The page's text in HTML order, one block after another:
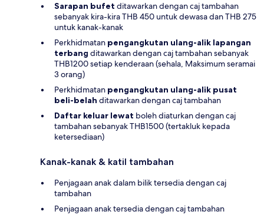
Sarapan bufet ditawarkan dengan caj tambahan
sebanyak kira-kira THB 450 untuk dewasa dan THB 275
untuk kanak-kanak
Perkhidmatan pengangkutan ulang-alik lapangan
terbang ditawarkan dengan caj tambahan sebanyak
THB1200 setiap kenderaan (sehala, Maksimum seramai
3 orang)
Perkhidmatan pengangkutan ulang-alik pusat
beli-belah ditawarkan dengan caj tambahan
Daftar keluar lewat boleh diaturkan dengan caj
tambahan sebanyak THB1500 (tertakluk kepada
ketersediaan)
Kanak-kanak & katil tambahan
Penjagaan anak dalam bilik tersedia dengan caj
tambahan
Penjagaan anak tersedia dengan caj tambahan